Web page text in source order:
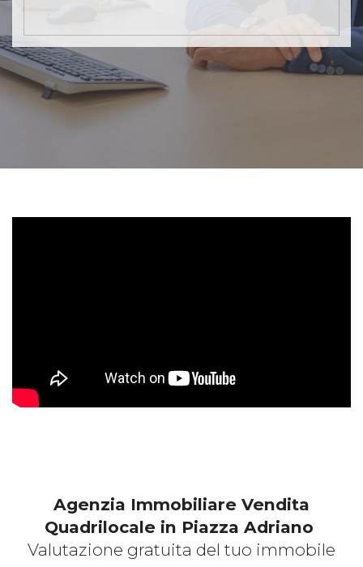
Agenzia Immobiliare Vendita
Quadrilocale in Piazza Adriano
Valutazione gratuita del tuo immobile